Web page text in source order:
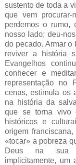
sustento de toda a
que vem procurar-
perdemos o rumo,
nosso lado; deu-
do pecado. Armar o
reviver a história
Evangelhos
conhecer e
representação no
cenas, estimula os
na história da
que se torna vivo
históricos e
origem
«tocar» a pobreza
Deus na sua
implicitamente, um